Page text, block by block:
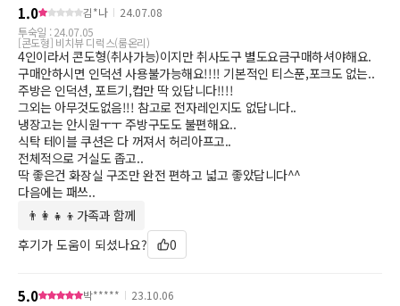
1.0 김*나
24.07.08
투숙일 :24.07.05
[콘도형] 비치뷰 디럭스(룸온리)
4인이라서 콘도형(취사가능)이지만 취사도구 별도요금구매하셔야해요.
구매안하시면 인덕션 사용불가능해요!!!! 기본적인 티스푼,포크도 없는..
주방은 인덕션, 포트기,컵만 딱 있답니다!!!!
그외는 아무것도없음!!! 참고로 전자레인지도 없답니다..
냉장고는 안시원ㅜㅜ 주방구도도 불편해요..
식탁 테이블 쿠션은 다 꺼져서 허리아프고..
전체적으로 거실도 좁고..
딱 좋은건 화장실 구조만 완전 편하고 넓고 좋았답니다^^
다음에는 패쓰..
👨‍👩‍👧‍👦가족과 함께
후기가 도움이 되셨나요?
0
5.0 박*****
23.10.06